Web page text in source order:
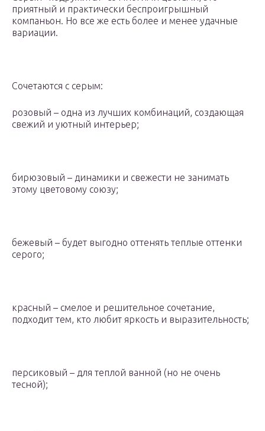
приятный и практически беспроигрышный
компаньон. Но все же есть более и менее удачные
вариации.
Сочетаются с серым:
розовый – одна из лучших комбинаций, создающая
свежий и уютный интерьер;
бирюзовый – динамики и свежести не занимать
этому цветовому союзу;
бежевый – будет выгодно оттенять теплые оттенки
серого;
красный – смелое и решительное сочетание,
подходит тем, кто любит яркость и выразительность;
персиковый – для теплой ванной (но не очень
тесной);